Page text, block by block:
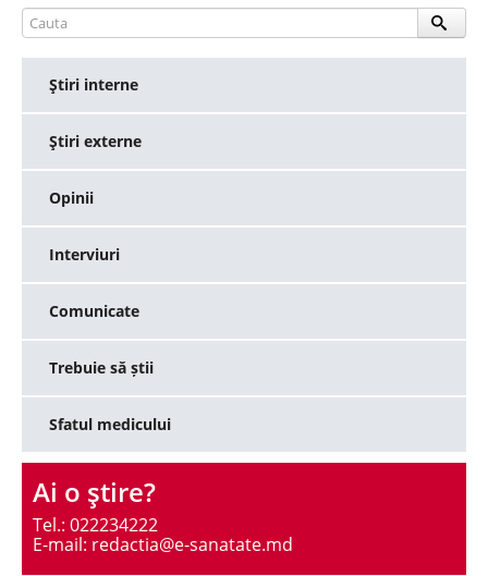
Ştiri interne
Ştiri externe
Opinii
Interviuri
Comunicate
Trebuie să știi
Sfatul medicului
Ai o ştire?
Tel.: 022234222
E-mail: redactia@e-sanatate.md